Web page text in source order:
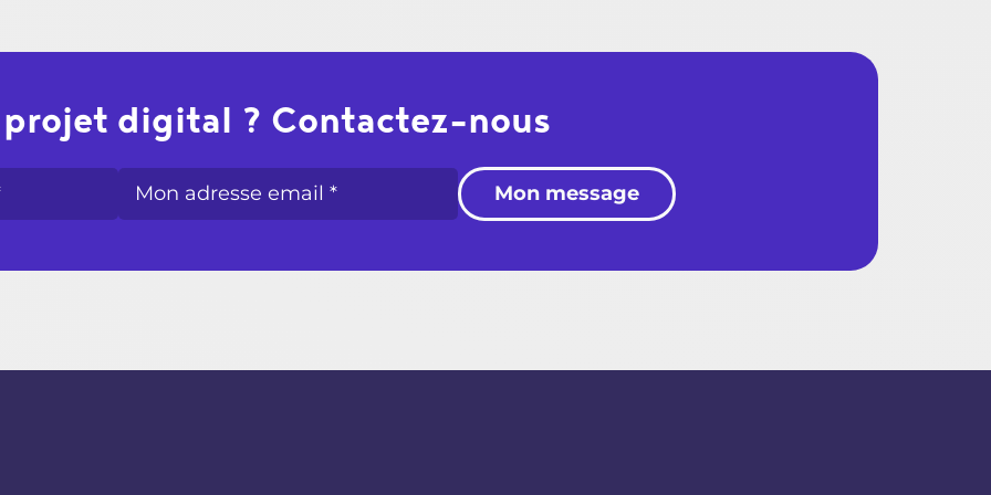
digital ? Contactez-nous
Mon message